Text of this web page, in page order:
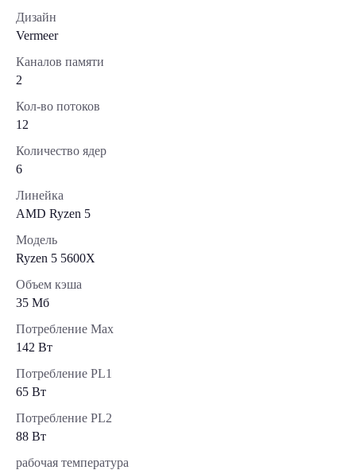
Дизайн
Vermeer
Каналов памяти
2
Кол-во потоков
12
Количество ядер
6
Линейка
AMD Ryzen 5
Модель
Ryzen 5 5600X
Объем кэша
35 Мб
Потребление Max
142 Вт
Потребление PL1
65 Вт
Потребление PL2
88 Вт
рабочая температура